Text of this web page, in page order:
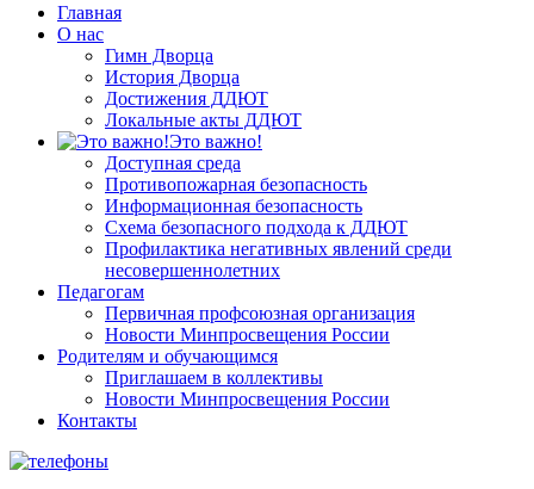
Главная
О нас
Гимн Дворца
История Дворца
Достижения ДДЮТ
Локальные акты ДДЮТ
Это важно!
Доступная среда
Противопожарная безопасность
Информационная безопасность
Схема безопасного подхода к ДДЮТ
Профилактика негативных явлений среди
несовершеннолетних
Педагогам
Первичная профсоюзная организация
Новости Минпросвещения России
Родителям и обучающимся
Приглашаем в коллективы
Новости Минпросвещения России
Контакты